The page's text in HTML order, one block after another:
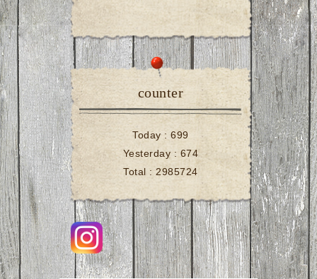
counter
Today :699
Yesterday : 674
Total :2985724